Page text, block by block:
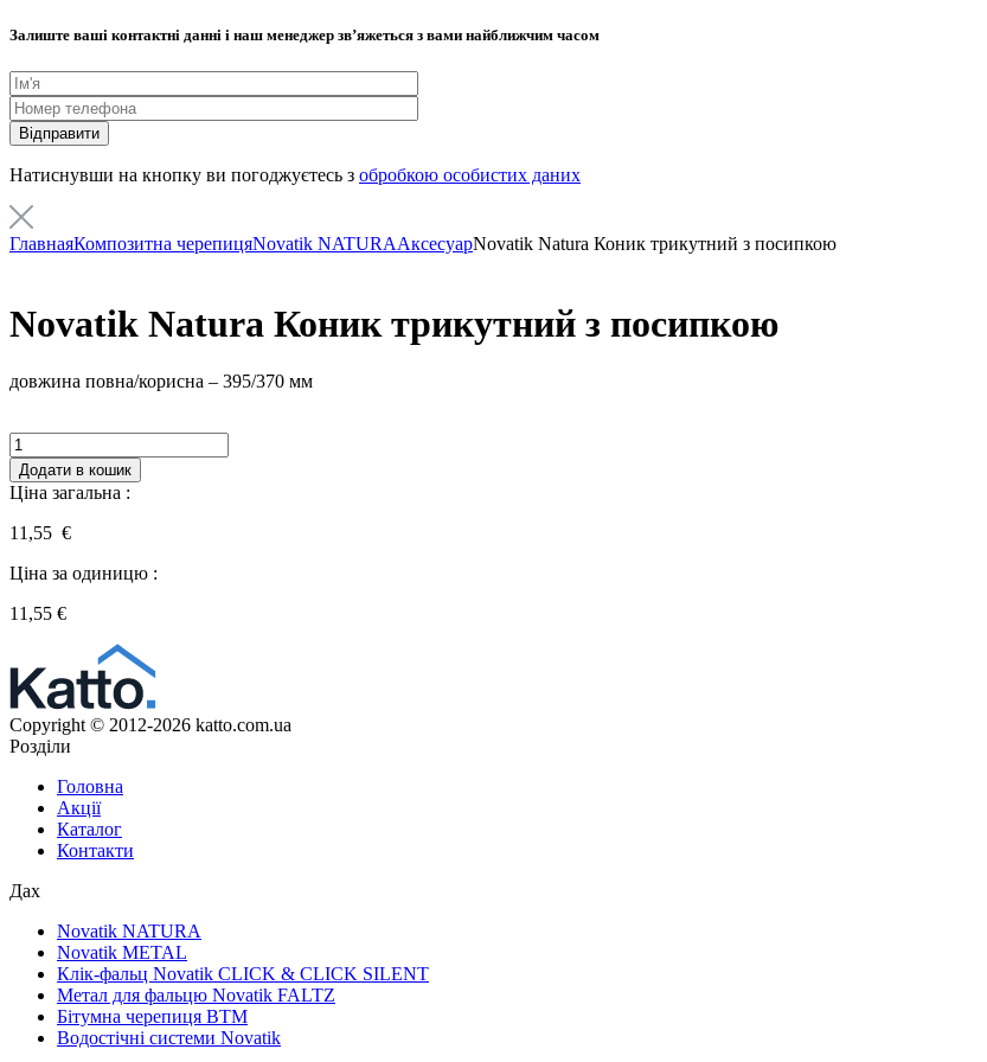
Залиште ваші контактні данні і наш менеджер звʼяжеться з вами найближчим часом
Натиснувши на кнопку ви погоджуєтесь з обробкою особистих даних
ГлавнаяКомпозитна черепицяNovatik NATURAАксесуарNovatik Natura Коник трикутний з посипкою
Novatik Natura Коник трикутний з посипкою
довжина повна/корисна – 395/370 мм
Кількість
Додати в кошик
Ціна загальна :
11,55 €
Ціна за одиницю :
11,55 €
Copyright © 2012-2026 katto.com.ua
Розділи
Головна
Акції
Каталог
Контакти
Дах
Novatik NATURA
Novatik METAL
Клік-фальц Novatik CLICK & CLICK SILENT
Метал для фальцю Novatik FALTZ
Бітумна черепиця BTM
Водостічні системи Novatik